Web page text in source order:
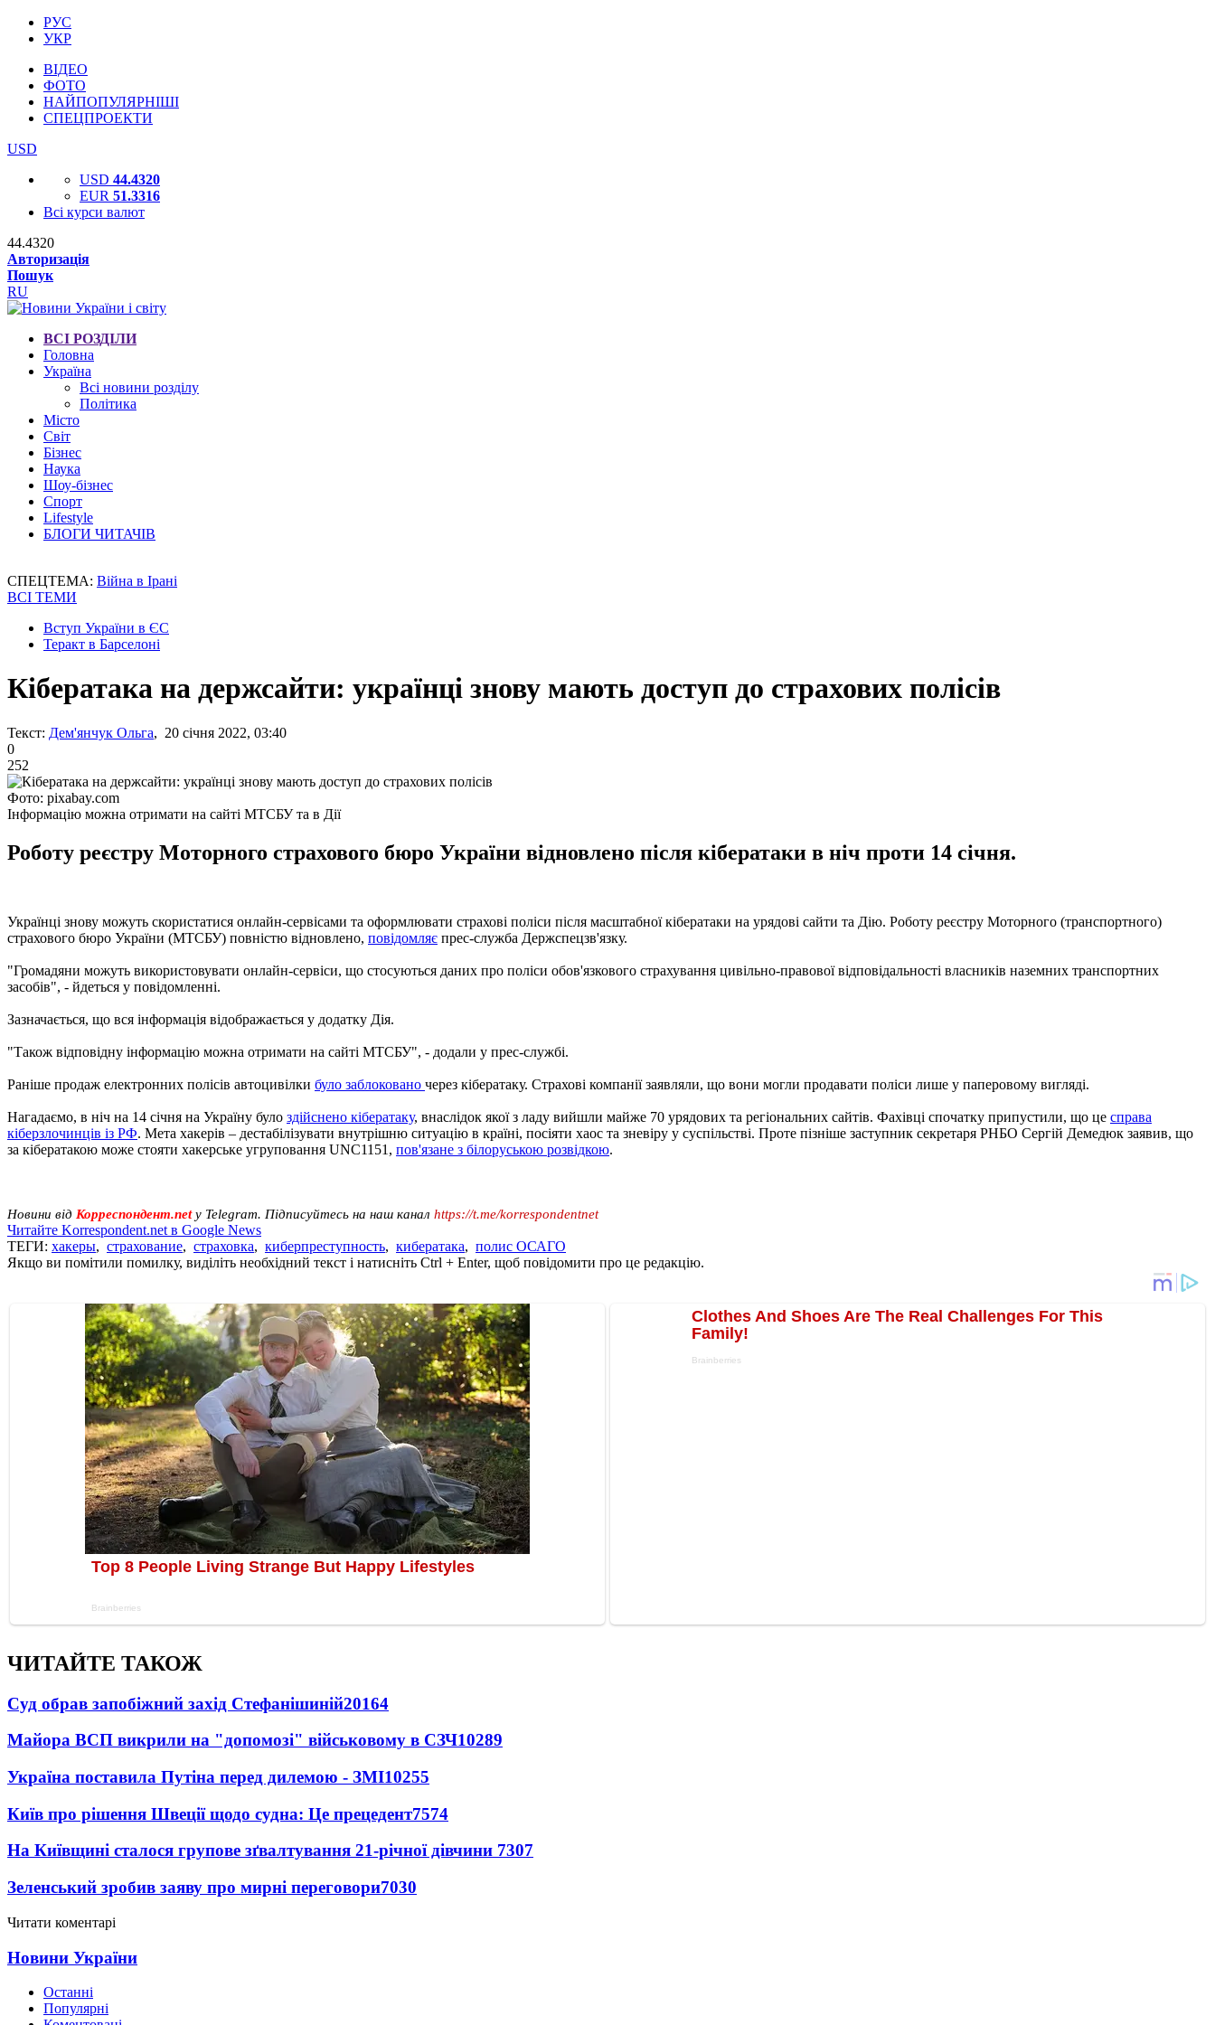
РУС
УКР
ВІДЕО
ФОТО
НАЙПОПУЛЯРНІШІ
СПЕЦПРОЕКТИ
USD
USD 44.4320
EUR 51.3316
Всі курси валют
44.4320
Авторизація
Пошук
RU
ВСІ РОЗДІЛИ
Головна
Україна
Всі новини розділу
Політика
Місто
Світ
Бізнес
Наука
Шоу-бізнес
Спорт
Lifestyle
БЛОГИ ЧИТАЧІВ
СПЕЦТЕМА: Війна в Ірані
ВСІ ТЕМИ
Вступ України в ЄС
Теракт в Барселоні
Кібератака на держсайти: українці знову мають доступ до страхових полісів
Текст: Дем'янчук Ольга, 20 січня 2022, 03:40
0
252
Фото: pixabay.com
Інформацію можна отримати на сайті МТСБУ та в Дії
Роботу реєстру Моторного страхового бюро України відновлено після кібератаки в ніч проти 14 січня.
Українці знову можуть скористатися онлайн-сервісами та оформлювати страхові поліси після масштабної кібератаки на урядові сайти та Дію. Роботу реєстру Моторного (транспортного)
страхового бюро України (МТСБУ) повністю відновлено, повідомляє прес-служба Держспецзв'язку.
"Громадяни можуть використовувати онлайн-сервіси, що стосуються даних про поліси обов'язкового страхування цивільно-правової відповідальності власників наземних транспортних
засобів", - йдеться у повідомленні.
Зазначається, що вся інформація відображається у додатку Дія.
"Також відповідну інформацію можна отримати на сайті МТСБУ", - додали у прес-службі.
Раніше продаж електронних полісів автоцивілки було заблоковано через кібератаку. Страхові компанії заявляли, що вони могли продавати поліси лише у паперовому вигляді.
Нагадаємо, в ніч на 14 січня на Україну було здійснено кібератаку, внаслідок якої з ладу вийшли майже 70 урядових та регіональних сайтів. Фахівці спочатку припустили, що це справа
кіберзлочинців із РФ. Мета хакерів – дестабілізувати внутрішню ситуацію в країні, посіяти хаос та зневіру у суспільстві. Проте пізніше заступник секретаря РНБО Сергій Демедюк заявив, що
за кібератакою може стояти хакерське угруповання UNC1151, пов'язане з білоруською розвідкою.
Новини від Корреспондент.netу Telegram. Підписуйтесь на наш канал https://t.me/korrespondentnet
Читайте Korrespondent.net в Google News
ТЕГИ: хакеры, страхование, страховка, киберпреступность, кибератака, полис ОСАГО
Якщо ви помітили помилку, виділіть необхідний текст і натисніть Ctrl + Enter, щоб повідомити про це редакцію.
ЧИТАЙТЕ ТАКОЖ
Суд обрав запобіжний захід Стефанішиній20164
Майора ВСП викрили на "допомозі" військовому в СЗЧ10289
Україна поставила Путіна перед дилемою - ЗМІ10255
Київ про рішення Швеції щодо судна: Це прецедент7574
На Київщині сталося групове зґвалтування 21-річної дівчини 7307
Зеленський зробив заяву про мирні переговори7030
Читати коментарі
Новини України
Останні
Популярні